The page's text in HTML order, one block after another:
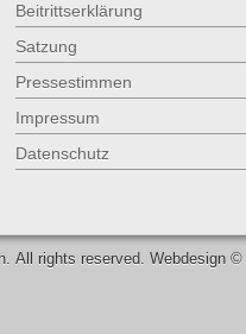
Beitrittserklärung
Satzung
Pressestimmen
Impressum
Datenschutz
All rights reserved. Webdesign ©